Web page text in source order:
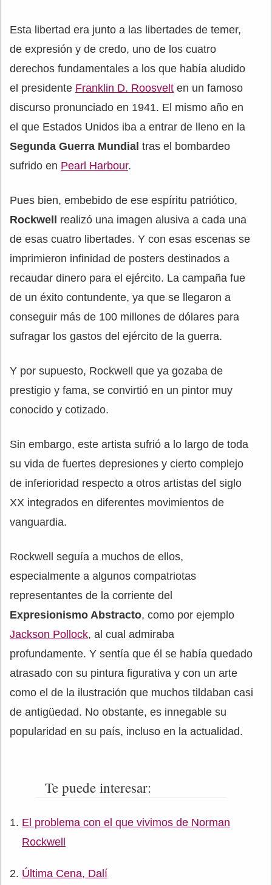
Esta libertad era junto a las libertades de temer,
de expresión y de credo, uno de los cuatro
derechos fundamentales a los que había aludido
el presidente Franklin D. Roosvelt en un famoso
discurso pronunciado en 1941. El mismo año en
el que Estados Unidos iba a entrar de lleno en la
Segunda Guerra Mundial tras el bombardeo
sufrido en Pearl Harbour.
Pues bien, embebido de ese espíritu patriótico,
Rockwell
realizó una imagen alusiva a cada una
de esas cuatro libertades. Y con esas escenas se
imprimieron infinidad de posters destinados a
recaudar dinero para el ejército. La campaña fue
de un éxito contundente, ya que se llegaron a
conseguir más de 100 millones de dólares para
sufragar los gastos del ejército de la guerra.
Y por supuesto, Rockwell que ya gozaba de
prestigio y fama, se convirtió en un pintor muy
conocido y cotizado.
Sin embargo, este artista sufrió a lo largo de toda
su vida de fuertes depresiones y cierto complejo
de inferioridad respecto a otros artistas del siglo
XX integrados en diferentes movimientos de
vanguardia.
Rockwell seguía a muchos de ellos,
especialmente a algunos compatriotas
representantes de la corriente del
Expresionismo Abstracto, como por ejemplo
Jackson Pollock, al cual admiraba
profundamente. Y sentía que él se había quedado
atrasado con su pintura figurativa y con un arte
como el de la ilustración que muchos tildaban casi
de antigüedad. No obstante, es innegable su
popularidad en su país, incluso en la actualidad.
Te puede interesar:
El problema con el que vivimos de Norman
Rockwell
Última Cena, Dalí